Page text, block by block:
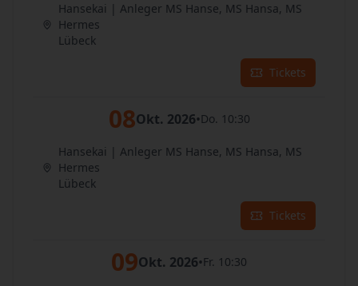
Hansekai | Anleger MS Hanse, MS Hansa, MS
Hermes
Lübeck
Tickets
08Okt. 2026•Do. 10:30
Hansekai | Anleger MS Hanse, MS Hansa, MS
Hermes
Lübeck
Tickets
09Okt. 2026•Fr. 10:30